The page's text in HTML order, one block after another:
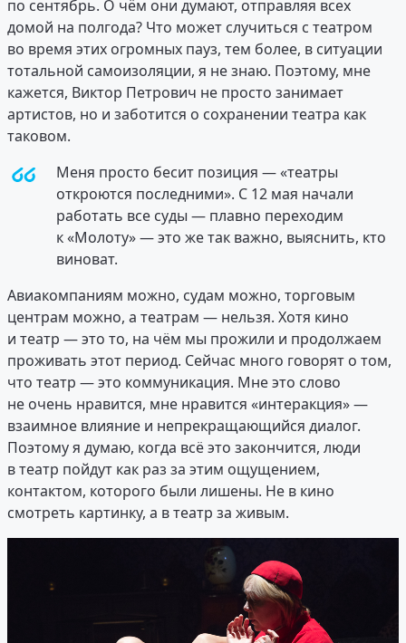
по сентябрь. О чём они думают, отправляя всех
домой на полгода? Что может случиться с театром
во время этих огромных пауз, тем более, в ситуации
тотальной самоизоляции, я не знаю. Поэтому, мне
кажется, Виктор Петрович не просто занимает
артистов, но и заботится о сохранении театра как
таковом.
Меня просто бесит позиция — «театры
откроются последними». С 12 мая начали
работать все суды — плавно переходим
к «Молоту» — это же так важно, выяснить, кто
виноват.
Авиакомпаниям можно, судам можно, торговым
центрам можно, а театрам — нельзя. Хотя кино
и театр — это то, на чём мы прожили и продолжаем
проживать этот период. Сейчас много говорят о том,
что театр — это коммуникация. Мне это слово
не очень нравится, мне нравится «интеракция» —
взаимное влияние и непрекращающийся диалог.
Поэтому я думаю, когда всё это закончится, люди
в театр пойдут как раз за этим ощущением,
контактом, которого были лишены. Не в кино
смотреть картинку, а в театр за живым.